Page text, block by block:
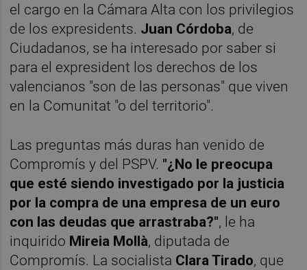
el cargo en la Cámara Alta con los privilegios
de los expresidents. Juan Córdoba, de
Ciudadanos, se ha interesado por saber si
para el expresident los derechos de los
valencianos "son de las personas" que viven
en la Comunitat "o del territorio".
Las preguntas más duras han venido de
Compromís y del PSPV. "¿No le preocupa
que esté siendo investigado por la justicia
por la compra de una empresa de un euro
con las deudas que arrastraba?", le ha
inquirido Mireia Mollà, diputada de
Compromís. La socialista Clara Tirado, que